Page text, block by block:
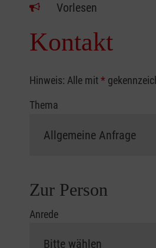
Vorlesen
Kontakt
Hinweis: Alle mit*
Thema
Zur Person
Anrede